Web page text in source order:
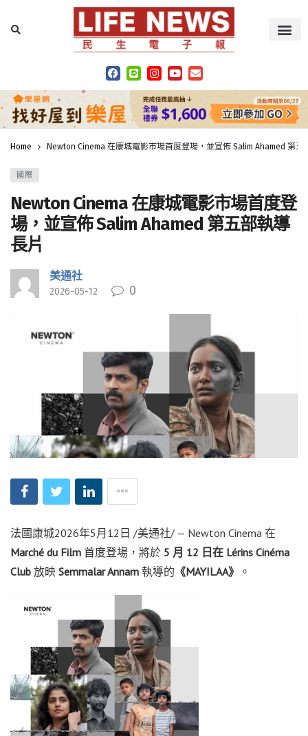
Home Newton Cinema 在康城電影市場首度登場，並宣佈 Salim Ahamed 第五
國際
Newton Cinema 在康城電影市場首度登
場，並宣佈 Salim Ahamed 第五部執導
長片
美通社
2026-05-12 0
法國康城2026年5月12日 /美通社/ — Newton Cinema 在
Marché du Film 首度登場，將於 5 月 12 日在 Lérins Cinéma
Club 放映 Semmalar Annam 執導的 《MAYILAA》 。